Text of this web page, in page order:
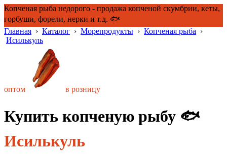
Копченая рыба недорого - продажа копченой скумбрии, кеты,
горбуши, форели, нерки и т.д. 🐟
Главная › Каталог › Морепродукты › Копченая рыба ›
Исилькуль
оптом в розницу
Купить копченую рыбу 🐟
Исилькуль